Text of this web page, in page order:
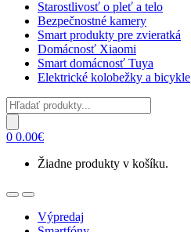
Starostlivosť o pleť a telo
Bezpečnostné kamery
Smart produkty pre zvieratká
Domácnosť Xiaomi
Smart domácnosť Tuya
Elektrické kolobežky a bicykle
Products
search
0 0.00€
Žiadne produkty v košíku.
OpenClose
Výpredaj